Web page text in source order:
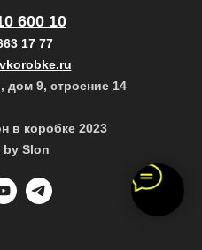
600 10
17 77
дом 9, строение 14
в коробке 2023
by Slon